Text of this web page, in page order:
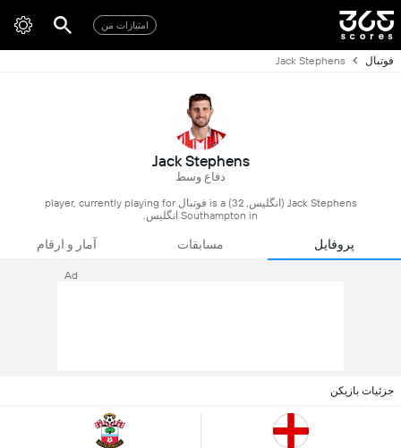
امتیازات من
فوتبال Jack Stephens
Jack Stephens
دفاع وسط
Jack Stephens (انگلیس, 32) is a فوتبال player, currently playing for
Southampton in انگلیس.
پروفایل مسابقات آمار و ارقام
Ad
جزئیات بازیکن